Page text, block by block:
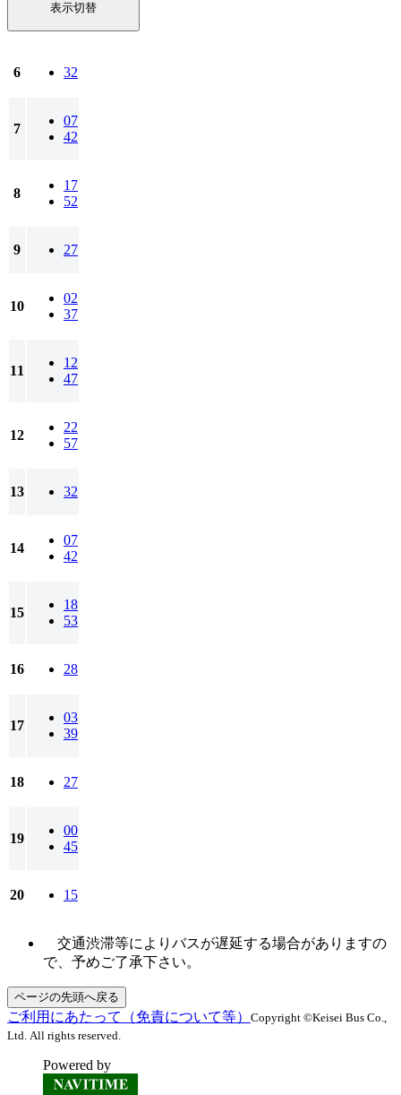
表示切替
6 32
7
07
42
8
17
52
9 27
10
02
37
11
12
47
12
22
57
13 32
14
07
42
15
18
53
16 28
17
03
39
18 27
19
00
45
20 15
交通渋滞等によりバスが遅延する場合がありますの
で、予めご了承下さい。
ページの先頭へ戻る
ご利用にあたって（免責について等） Copyright ©Keisei Bus Co.,
Ltd. All rights reserved.
Powered by